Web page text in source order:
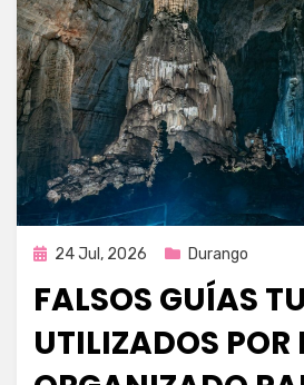
Publicada
24 Jul, 2026 Durango
FALSOS GUÍAS
UTILIZADOS POR